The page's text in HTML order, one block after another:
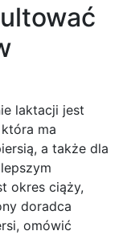
laktacji jest
ma
a także dla
okres ciąży,
doradca
omówić